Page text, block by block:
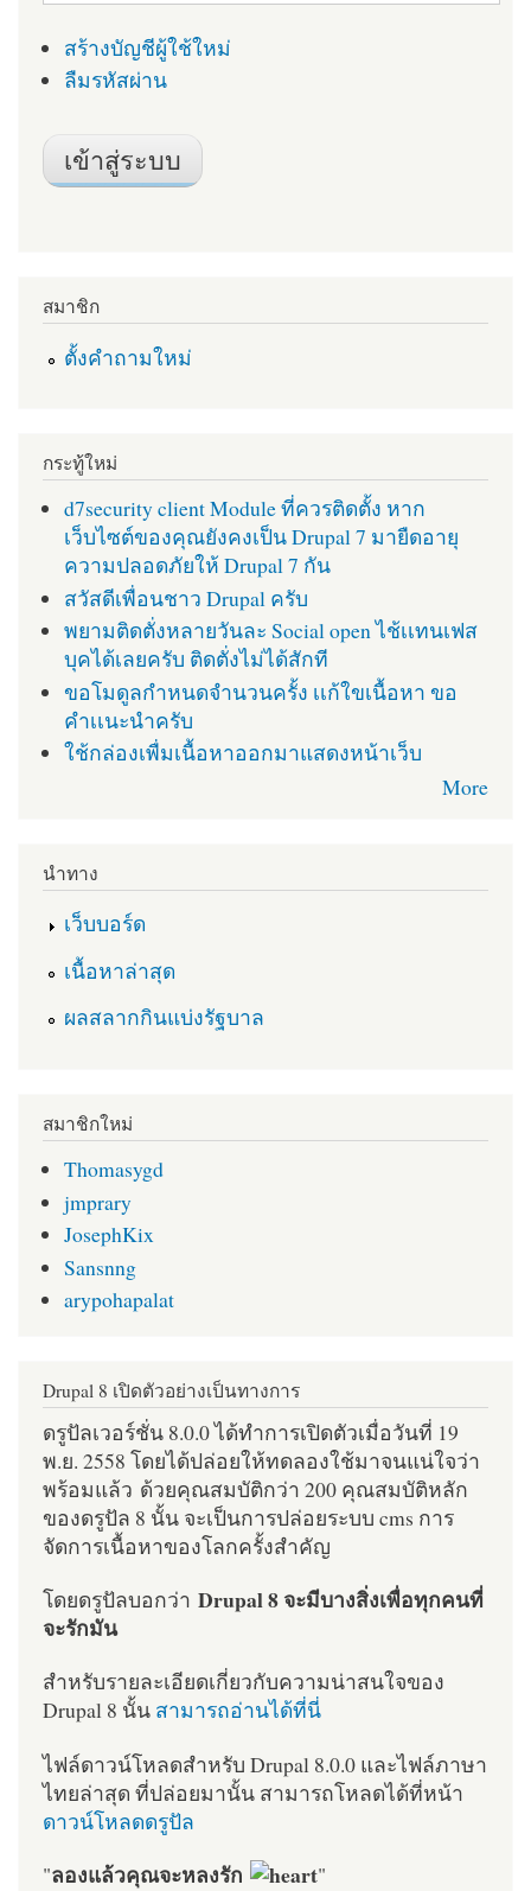
สร้างบัญชีผู้ใช้ใหม่
ลืมรหัสผ่าน
สมาชิก
ตั้งคำถามใหม่
กระทู้ใหม่
d7security client Module ที่ควรติดตั้ง หาก
เว็บไซต์ของคุณยังคงเป็น Drupal 7 มายืดอายุ
ความปลอดภัยให้ Drupal 7 กัน
สวัสดีเพื่อนชาว Drupal ครับ
พยามติดตั่งหลายวันละ Social open ไช้เเทนเฟส
บุคได้เลยครับ ติดตั่งไม่ได้สักที
ขอโมดูลกำหนดจำนวนครั้ง เเก้ใขเนื้อหา ขอ
คำเเนะนำครับ
ใช้กล่องเพื่มเนื้อหาออกมาแสดงหน้าเว็บ
More
นำทาง
เว็บบอร์ด
เนื้อหาล่าสุด
ผลสลากกินแบ่งรัฐบาล
สมาชิกใหม่
Thomasygd
jmprary
JosephKix
Sansnng
arypohapalat
Drupal 8 เปิดตัวอย่างเป็นทางการ
ดรูปัลเวอร์ชั่น 8.0.0 ได้ทำการเปิดตัวเมื่อวันที่ 19
พ.ย. 2558 โดยได้ปล่อยให้ทดลองใช้มาจนแน่ใจว่า
พร้อมแล้ว ด้วยคุณสมบัติกว่า 200 คุณสมบัติหลัก
ของดรูปัล 8 นั้น จะเป็นการปล่อยระบบ cms การ
จัดการเนื้อหาของโลกครั้งสำคัญ
โดยดรูปัลบอกว่า Drupal 8 จะมีบางสิ่งเพื่อทุกคนที่
จะรักมัน
สำหรับรายละเอียดเกี่ยวกับความน่าสนใจของ
Drupal 8 นั้น สามารถอ่านได้ที่นี่
ไฟล์ดาวน์โหลดสำหรับ Drupal 8.0.0 และไฟล์ภาษา
ไทยล่าสุด ที่ปล่อยมานั้น สามารถโหลดได้ที่หน้า
ดาวน์โหลดดรูปัล
"ลองแล้วคุณจะหลงรัก "